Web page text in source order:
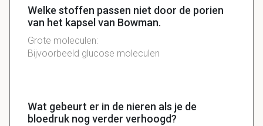
Welke stoffen passen niet door de porien
van het kapsel van Bowman.
Grote moleculen:
Bijvoorbeeld glucose moleculen
Wat gebeurt er in de nieren als je de
bloedruk nog verder verhoogd?